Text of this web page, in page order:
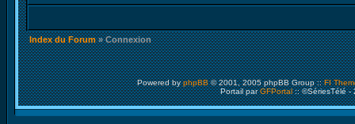
Index du Forum» Connexion
Powered byphpBB© 2001, 2005 phpBB Group ::FI
Portail parGFPortal:: ©SériesTélé -